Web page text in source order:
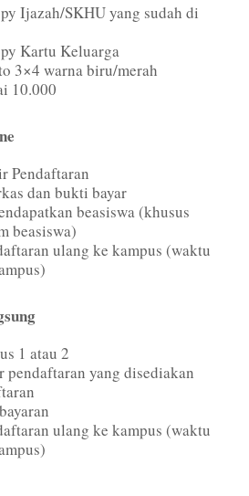
Ijazah/SKHU yang sudah di
Kartu Keluarga
3×4 warna biru/merah
10.000
Pendaftaran
dan bukti bayar
beasiswa (khusus
beasiswa)
ulang ke kampus (waktu
1 atau 2
yang disediakan
ulang ke kampus (waktu